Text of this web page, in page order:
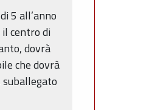
5 all’anno
centro di
dovrà
che dovrà
suballegato